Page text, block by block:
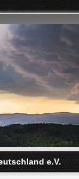
e.V.